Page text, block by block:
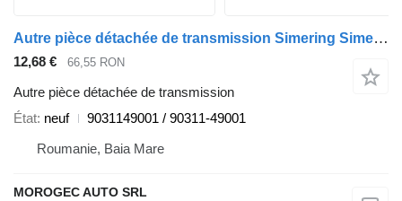
Autre pièce détachée de transmission Simering Simering Toyota 9031149001 pour automobile Toyota
12,68 € 66,55 RON
Autre pièce détachée de transmission
État neuf
9031149001 / 90311-49001
Roumanie, Baia Mare
MOROGEC AUTO SRL